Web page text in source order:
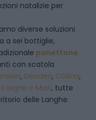
natalizie per
diverse soluzioni
a sei bottiglie,
panettone
con scatola
, Desideri, Collina,
legno e Maxi, tutte
delle Langhe.